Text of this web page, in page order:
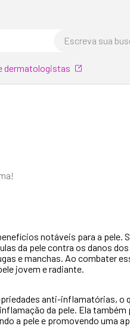
dermatologistas
notáveis para a pele.
da pele contra os danos
e manchas. Ao combater
jovem e radiante.
anti-inflamatórias, o
da pele. Ela também
a pele e promovendo uma